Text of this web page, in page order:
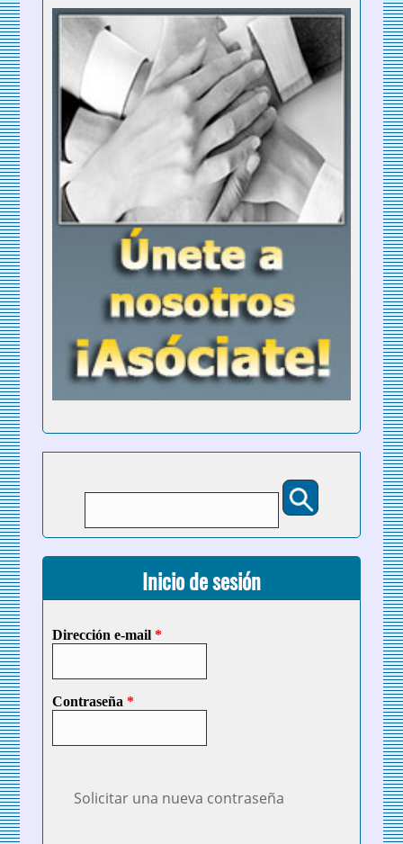
Inicio de sesión
Dirección e-mail *
Contraseña *
Solicitar una nueva contraseña